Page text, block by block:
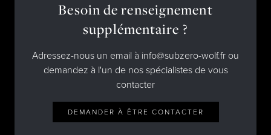
Besoin de renseignement
supplémentaire ?
Adressez-nous un email à info@subzero-wolf.fr ou
demandez à l'un de nos spécialistes de vous
contacter
DEMANDER À ÊTRE CONTACTER